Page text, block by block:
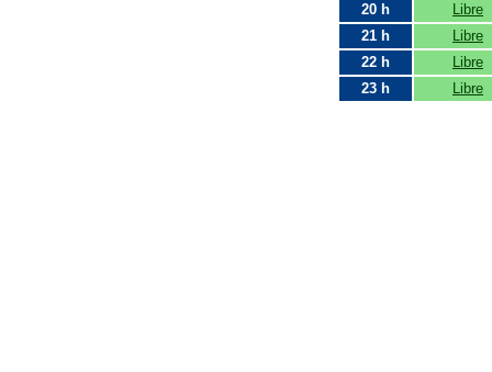
20 h
Libre
21 h
Libre
22 h
Libre
23 h
Libre